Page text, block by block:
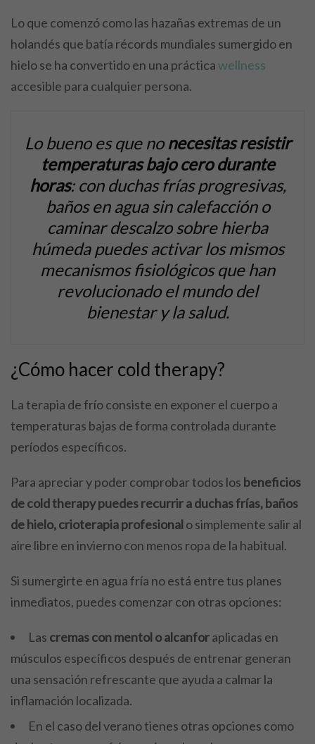
Lo que comenzó como las hazañas extremas de un
holandés que batía récords mundiales sumergido en
hielo se ha convertido en una prácticawellness
accesible para cualquier persona.
Lo bueno es que no necesitas resistir
temperaturas bajo cero durante
horas: con duchas frías progresivas,
baños en agua sin calefacción o
caminar descalzo sobre hierba
húmeda puedes activar los mismos
mecanismos fisiológicos que han
revolucionado el mundo del
bienestar y la salud.
¿Cómo hacer cold therapy?
La terapia de frío consiste en exponer el cuerpo a
temperaturas bajas de forma controlada durante
períodos específicos.
Para apreciar y poder comprobar todos los beneficios
de cold therapy puedes recurrir a duchas frías, baños
de hielo, crioterapia profesionalo simplemente salir al
aire libre en invierno con menos ropa de la habitual.
Si sumergirte en agua fría no está entre tus planes
inmediatos, puedes comenzar con otras opciones:
Las cremas con mentol o alcanforaplicadas en
músculos específicos después de entrenar generan
una sensación refrescante que ayuda a calmar la
inflamación localizada.
En el caso del verano tienes otras opciones como